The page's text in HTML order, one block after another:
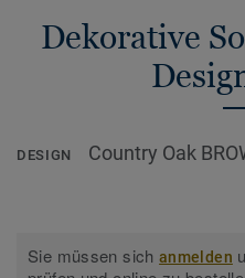
Dekorative
DESIGN Country Oak
Sie müssen sichanmelden